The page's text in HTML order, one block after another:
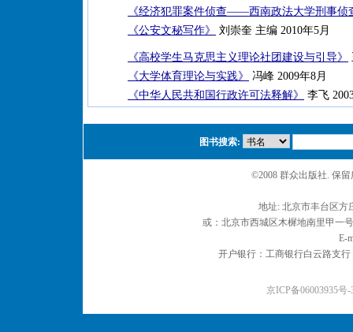
《经济犯罪案件侦查——西南政法大学刑事侦
《公安文秘写作》
刘崇奎 主编 2010年5月
《高校学生马克思主义理论社团建设与引导》
《大学体育理论与实践》
冯峰 2009年8月
《中华人民共和国行政许可法释解》
李飞
图书搜索:
©2008 群众出版社. 保
地址: 北京市丰台区
或：北京市西城区木樨地南里甲一
E-
开户银行：工商银行白云路支
京ICP备06003935号-